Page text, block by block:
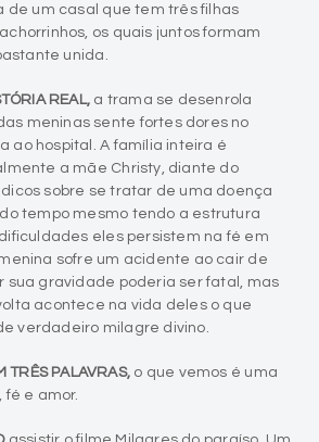
de um casal que tem três filhas
os quais juntos formam
unida.
REAL, a trama se desenrola
meninas sente fortes dores no
ao hospital. A família inteira é
a mãe Christy, diante do
sobre se tratar de uma doença
tempo mesmo tendo a estrutura
eles persistem na fé em
sofre um acidente ao cair de
sua gravidade poderia ser fatal, mas
acontece na vida deles o que
verdadeiro milagre divino.
TRÊS PALAVRAS, o que vemos é uma
e amor.